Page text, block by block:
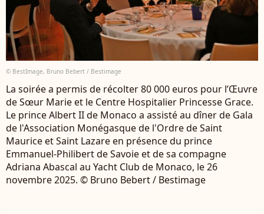
© BestImage, Bruno Bebert / Bestimage
La soirée a permis de récolter 80 000 euros pour l’Œuvre
de Sœur Marie et le Centre Hospitalier Princesse Grace.
Le prince Albert II de Monaco a assisté au dîner de Gala
de l'Association Monégasque de l'Ordre de Saint
Maurice et Saint Lazare en présence du prince
Emmanuel-Philibert de Savoie et de sa compagne
Adriana Abascal au Yacht Club de Monaco, le 26
novembre 2025. © Bruno Bebert / Bestimage